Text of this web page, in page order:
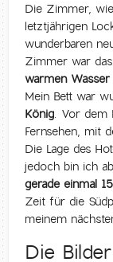
Die Zimmer,
letztjährigen
wunderbaren
Zimmer war
warmen Wasser
Mein Bett war
König. Vor dem
Fernsehen, mit
Die Lage des
jedoch bin ich
gerade einmal
Zeit für die
meinem
Die